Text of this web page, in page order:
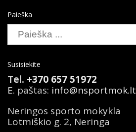
Paieška
Susisiekite
Tel. +370 657 51972
E. paštas: info@nsportmok.lt
Neringos sporto mokykla
Lotmiškio g. 2, Neringa